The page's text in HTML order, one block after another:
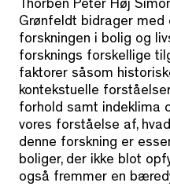
Thorben Peter Høj
Grønfeldt bidrager
forskningen i bolig og
forsknings forskellige
faktorer såsom
kontekstuelle
forhold samt indeklima
vores forståelse af,
denne forskning er
boliger, der ikke blot
også fremmer en